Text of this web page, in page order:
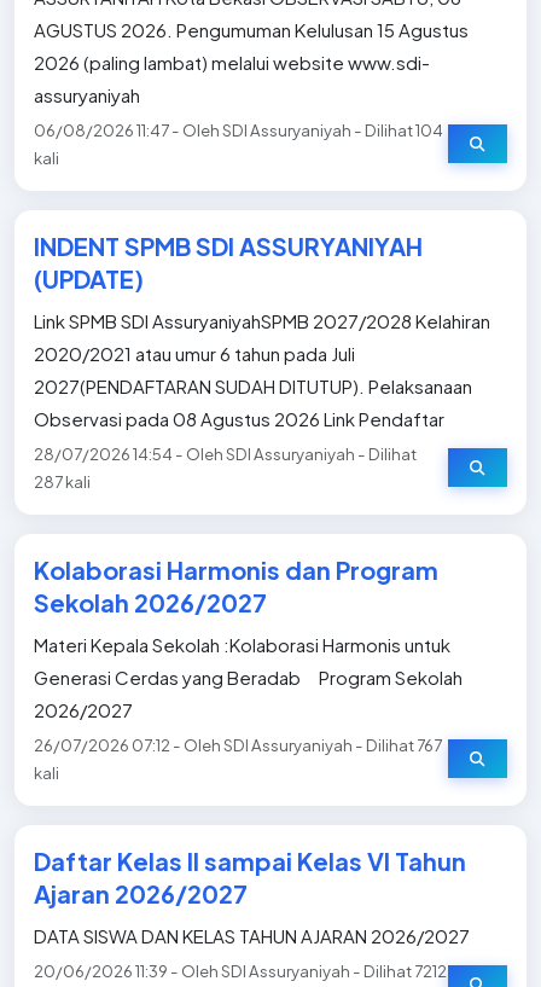
AGUSTUS 2026. Pengumuman Kelulusan 15 Agustus
2026 (paling lambat) melalui website www.sdi-
assuryaniyah
06/08/2026 11:47 - Oleh SDI Assuryaniyah - Dilihat 104
kali
INDENT SPMB SDI ASSURYANIYAH
(UPDATE)
Link SPMB SDI AssuryaniyahSPMB 2027/2028 Kelahiran
2020/2021 atau umur 6 tahun pada Juli
2027(PENDAFTARAN SUDAH DITUTUP). Pelaksanaan
Observasi pada 08 Agustus 2026 Link Pendaftar
28/07/2026 14:54 - Oleh SDI Assuryaniyah - Dilihat
287 kali
Kolaborasi Harmonis dan Program
Sekolah 2026/2027
Materi Kepala Sekolah :Kolaborasi Harmonis untuk
Generasi Cerdas yang Beradab Program Sekolah
2026/2027
26/07/2026 07:12 - Oleh SDI Assuryaniyah - Dilihat 767
kali
Daftar Kelas II sampai Kelas VI Tahun
Ajaran 2026/2027
DATA SISWA DAN KELAS TAHUN AJARAN 2026/2027
20/06/2026 11:39 - Oleh SDI Assuryaniyah - Dilihat 7212